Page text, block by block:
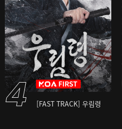
[FAST TRACK] 우림령